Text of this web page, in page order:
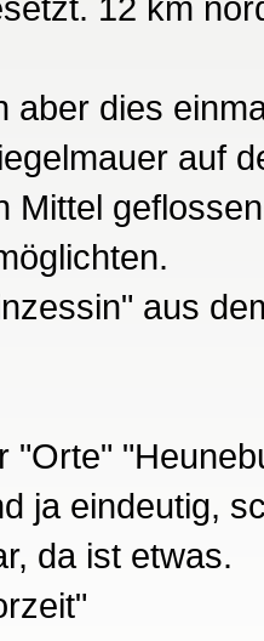
aber dies
auf
Mittel
aus
"Orte"
ja eindeutig,
da ist etwas.